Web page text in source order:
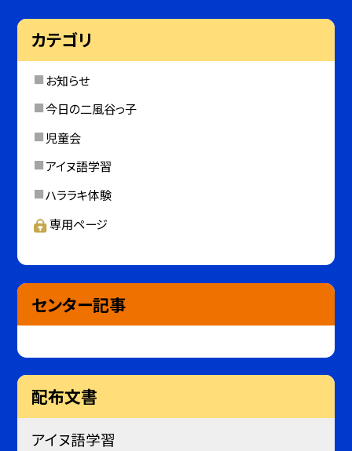
カテゴリ
お知らせ
今日の二風谷っ子
児童会
アイヌ語学習
ハララキ体験
専用ページ
センター記事
配布文書
アイヌ語学習